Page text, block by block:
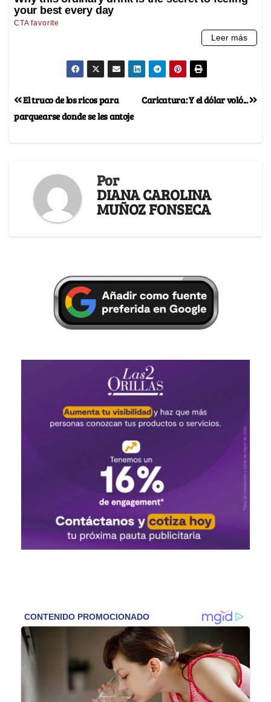
Caricatura: Y el dólar voló...
El truco de los ricos para
parquearse donde se les antoje
Por
DIANA CAROLINA
MUÑOZ FONSECA